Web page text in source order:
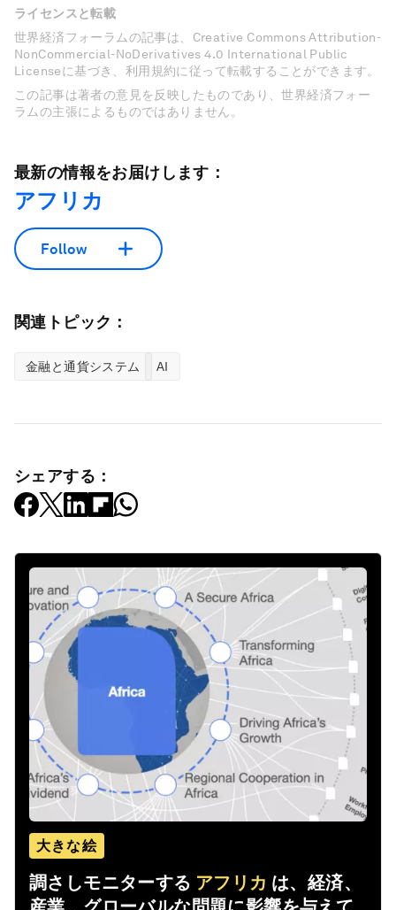
ライセンスと転載
世界経済フォーラムの記事は、Creative Commons Attribution-
NonCommercial-NoDerivatives 4.0 International Public
Licenseに基づき、利用規約に従って転載することができます。
この記事は著者の意見を反映したものであり、世界経済フォー
ラムの主張によるものではありません。
最新の情報をお届けします：
アフリカ
Follow
関連トピック：
金融と通貨システム AI
シェアする：
大きな絵
調さしモニターする アフリカ は、経済、